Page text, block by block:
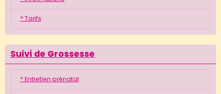
* Tarifs
Suivi de Grossesse
* Entretien prénatal